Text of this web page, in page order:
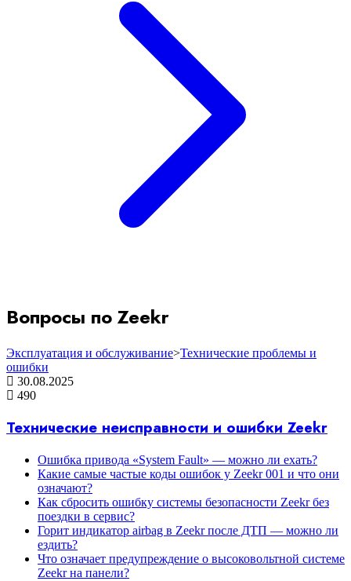
Вопросы по Zeekr
Эксплуатация и обслуживание>Технические проблемы и
ошибки
30.08.2025
490
Технические неисправности и ошибки Zeekr
Ошибка привода «System Fault» — можно ли ехать?
Какие самые частые коды ошибок у Zeekr 001 и что они
означают?
Как сбросить ошибку системы безопасности Zeekr без
поездки в сервис?
Горит индикатор airbag в Zeekr после ДТП — можно ли
ездить?
Что означает предупреждение о высоковольтной системе
Zeekr на панели?